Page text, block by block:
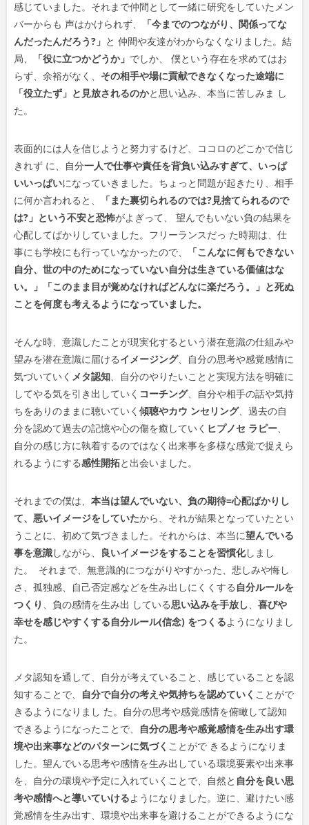
感じていました。それまで仲間として一緒に研究をしていたメン
バーからも 声はかけられず、
「今までのつながり、関係ってな
んだったんだろう?」 と 仲間や友達がわからなくなりました。結
局、
「役に立つかどうか」 でしか、 僕という存在を求めてはお
らず、余裕がなく、 その相手や場に貢献できなくなった途端に
「役立たず」と見放されるのかと思い込み、本当に苦しみま し
た。
表面的には人を信じようと努力するけど、ココロのどこかで信じ
きれず に、自分一人で仕事や責任を背負い込みすぎて、いっぱ
いいっぱいになっていきました。ちょっと問題が起きたり、相手
に何か言われると、
「また裏切られるのでは?見捨てられるので
は?」という不安と恐怖がよぎって、 望んでもいない負の結果を
心配してばかりしていました。フリーランスだっ た時期は、仕
事にも学校にも行っていなかったので、
「こんなに何もできない
自分、世の中のためになっていない自分は生きている価値はな
い。」「このまま目が覚めなければどんなに楽だろう。」と死ぬ
ことを何度も考えるようになっていました。
そんな時、意識したことが現実化するという潜在意識の仕組みや
望みを潜在意識に届けるイメージング、自分の思考や感覚感情に
気づいていく メタ認知、自分のやりたいことと実現方法を明確に
してやる気を引き出していく コーチング、自分や相手の話や気持
ちをありのままに聴いていく 傾聴やカウ ンセリング、過去の自
分を認めて過去の記憶や心の傷を癒していく ヒプノセ ラピー、
自分の感じ方に執着するのではなく出来事を多様な感覚で捉えら
れるようにする感性開拓と出会いました。
それまでの僕は、 本当は望んでいない、負の期待=心配ばかりし
て、悪いイメージをしていたから、それが結果となっていたとい
うことに、初めて気づきました。それからは、本当に望んでいる
事を意識しながら、 良いイメージをすることを習慣化しまし
た。 それまで、無意識的につながりやすかった、悲しみや悔し
さ、孤独感、自己否定感などを生み出しにくくする 自分ルールを
つくり 、負の感情を生み出 している思い込みを手放し、 喜びや
幸せを感じやすくする自分ルール(信念) をつくるようになりまし
た。
メタ認知を通して、自分が考えていること、感じていることを認
知することで、
自分で自分の考えや気持ちを認めていく ことがで
きるようになりまし た。自分の思考や感覚感情を俯瞰して認知
できるようになったことで、
自分の思考や感覚感情を生み出す環
境や出来事などのパターンに気づく ことがで きるようになりま
した。望んでいる思考や感情を生み出している環境要素や出来事
を、自分の環境や予定に入れていくことで、自然と 自分を良い思
考や感情へと導いていけるようになりました。逆に、避けたい感
覚感情を生み出す、環境や出来事を避けることができるようにな